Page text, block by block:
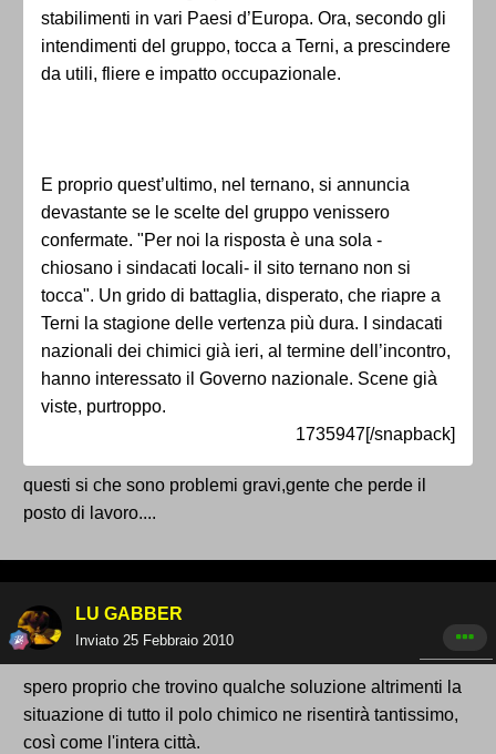
stabilimenti in vari Paesi d’Europa. Ora, secondo gli
intendimenti del gruppo, tocca a Terni, a prescindere
da utili, fliere e impatto occupazionale.
E proprio quest’ultimo, nel ternano, si annuncia
devastante se le scelte del gruppo venissero
confermate. "Per noi la risposta è una sola -
chiosano i sindacati locali- il sito ternano non si
tocca". Un grido di battaglia, disperato, che riapre a
Terni la stagione delle vertenza più dura. I sindacati
nazionali dei chimici già ieri, al termine dell’incontro,
hanno interessato il Governo nazionale. Scene già
viste, purtroppo.
1735947[/snapback]
questi si che sono problemi gravi,gente che perde il
posto di lavoro....
LU GABBER
Inviato 25 Febbraio 2010
spero proprio che trovino qualche soluzione altrimenti la
situazione di tutto il polo chimico ne risentirà tantissimo,
così come l'intera città.